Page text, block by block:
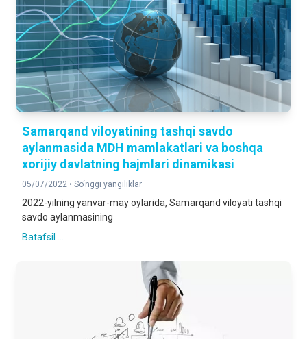
Samarqand viloyatining tashqi savdo
aylanmasida MDH mamlakatlari va boshqa
xorijiy davlatning hajmlari dinamikasi
05/07/2022 • So‘nggi yangiliklar
2022-yilning yanvar-may oylarida, Samarqand viloyati tashqi
savdo aylanmasining
Batafsil ...